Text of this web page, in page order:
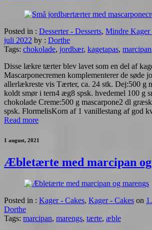
Posted in : Desserter - Desserts, Mindre Kager
juli 2022 by : Dorthe
Tags: chokolade, jordbær, kagetapas, marcipan
Disse lækre tærter blev lavet som en del af
Mascarponecremen komplementerer de søde
allerlækreste vis Tærter, ca. 24 stk. Dej:500 g
koldt smør i tern4 æg8 spsk. hvedemel 100 g
chokolade Creme:500 g mascarpone2 dl
spsk. FlormelisKorn af 1 vanillestang af god
Read more
1 august, 2021
Æbletærte med marcipan og
Posted in : Kager - Cakes, Kager - Cakes on
Dorthe
Tags: marcipan, marengs, tærte, æble